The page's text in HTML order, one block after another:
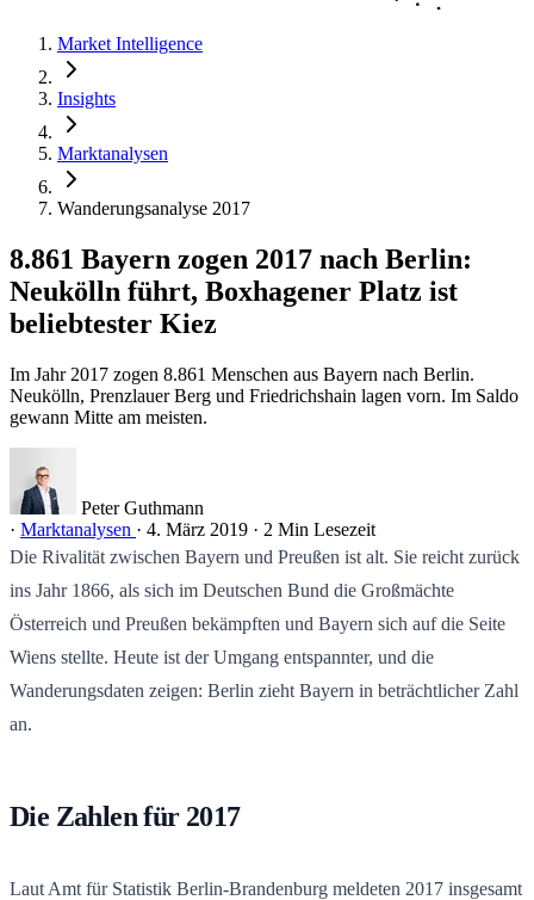
Market Intelligence
Insights
Marktanalysen
Wanderungsanalyse 2017
8.861 Bayern zogen 2017 nach Berlin:
Neukölln führt, Boxhagener Platz ist
beliebtester Kiez
Im Jahr 2017 zogen 8.861 Menschen aus Bayern nach Berlin.
Neukölln, Prenzlauer Berg und Friedrichshain lagen vorn. Im Saldo
gewann Mitte am meisten.
Peter Guthmann
· Marktanalysen · 4. März 2019 · 2 Min Lesezeit
Die Rivalität zwischen Bayern und Preußen ist alt. Sie reicht zurück
ins Jahr 1866, als sich im Deutschen Bund die Großmächte
Österreich und Preußen bekämpften und Bayern sich auf die Seite
Wiens stellte. Heute ist der Umgang entspannter, und die
Wanderungsdaten zeigen: Berlin zieht Bayern in beträchtlicher Zahl
an.
Die Zahlen für 2017
Laut Amt für Statistik Berlin-Brandenburg meldeten 2017 insgesamt